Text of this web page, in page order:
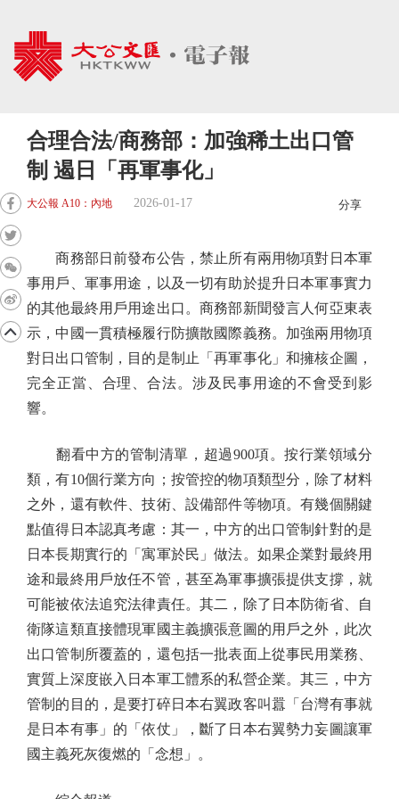
合理合法/商務部：加強稀土出口管
制 遏日「再軍事化」
大公報 A10：內地 2026-01-17 分享
商務部日前發布公告，禁止所有兩用物項對日本軍
事用戶、軍事用途，以及一切有助於提升日本軍事實力
的其他最終用戶用途出口。商務部新聞發言人何亞東表
示，中國一貫積極履行防擴散國際義務。加強兩用物項
對日出口管制，目的是制止「再軍事化」和擁核企圖，
完全正當、合理、合法。涉及民事用途的不會受到影
響。
翻看中方的管制清單，超過900項。按行業領域分
類，有10個行業方向；按管控的物項類型分，除了材料
之外，還有軟件、技術、設備部件等物項。有幾個關鍵
點值得日本認真考慮：其一，中方的出口管制針對的是
日本長期實行的「寓軍於民」做法。如果企業對最終用
途和最終用戶放任不管，甚至為軍事擴張提供支撐，就
可能被依法追究法律責任。其二，除了日本防衛省、自
衛隊這類直接體現軍國主義擴張意圖的用戶之外，此次
出口管制所覆蓋的，還包括一批表面上從事民用業務、
實質上深度嵌入日本軍工體系的私營企業。其三，中方
管制的目的，是要打碎日本右翼政客叫囂「台灣有事就
是日本有事」的「依仗」，斷了日本右翼勢力妄圖讓軍
國主義死灰復燃的「念想」。